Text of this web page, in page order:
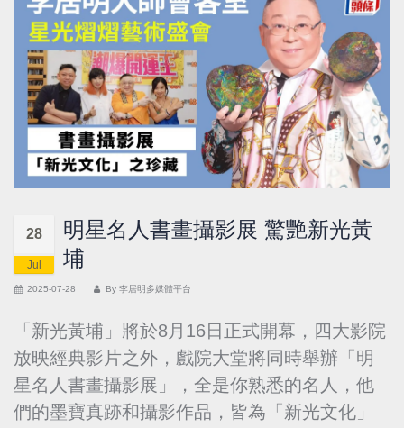
28
Jul
明星名人書畫攝影展 驚艷新光黃
埔
2025-07-28 By 李居明多媒體平台
「新光黃埔」將於8月16日正式開幕，四大影院
放映經典影片之外，戲院大堂將同時舉辦「明
星名人書畫攝影展」，全是你熟悉的名人，他
們的墨寶真跡和攝影作品，皆為「新光文化」